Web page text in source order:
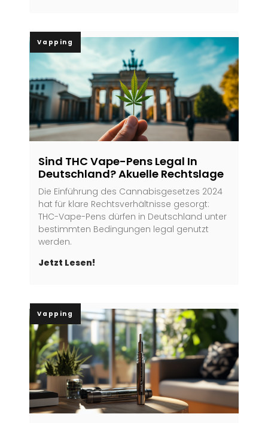
Vapping
Sind THC Vape-Pens Legal In
Deutschland? Akuelle Rechtslage
Die Einführung des Cannabisgesetzes 2024
hat für klare Rechtsverhältnisse gesorgt:
THC-Vape-Pens dürfen in Deutschland unter
bestimmten Bedingungen legal genutzt
werden.
Jetzt Lesen!
Vapping